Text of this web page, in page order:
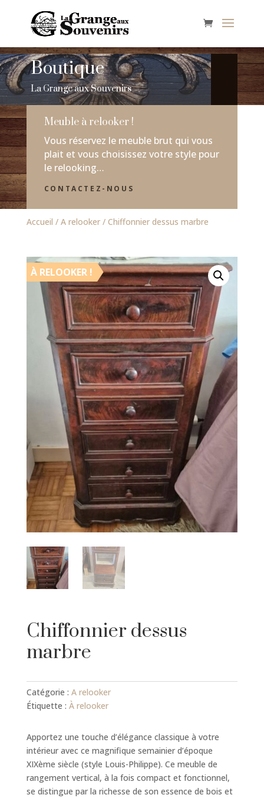
Boutique
La Grange aux Souvenirs
Meuble à relooker !
Vous réservez le meuble brut qui vous
plait et vous choisissez votre style pour
le relooking…
CONTACTEZ-NOUS
Accueil / A relooker/ Chiffonnier dessus marbre
À RELOOKER !
Chiffonnier dessus
marbre
Catégorie : A relooker
Étiquette : À relooker
​Apportez une touche d’élégance classique à votre
intérieur avec ce magnifique semainier d’époque
XIXème siècle (style Louis-Philippe). Ce meuble de
rangement vertical, à la fois compact et fonctionnel,
se distingue par la richesse de son essence de bois et